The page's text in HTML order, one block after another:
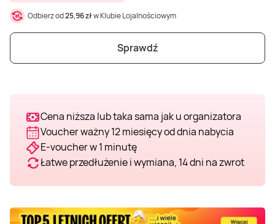
Odbierz od25,96 złw Klubie Lojalnościowym
Sprawdź
Cena niższa lub taka sama jak u organizatora
Voucher ważny 12 miesięcy od dnia nabycia
E-voucher w 1 minutę
Łatwe przedłużenie i wymiana, 14 dni na zwrot